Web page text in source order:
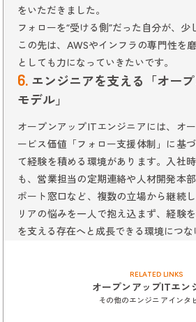
をいただきました。
フォローを“受ける側”だった自分が、少
この先は、AWSやインフラの専門性を
としても力になっていきたいです。
6. エンジニアを支える「オー
モデル」
オープンアップITエンジニアには、オ
ービス価値「フォロー支援体制」に基
て経験を積める環境があります。入社
も、営業担当の定期連絡や人材開発本
ポート窓口など、複数の立場から継続
リアの悩みを一人で抱え込まず、経験
を支える存在へと成長できる環境につな
RELATED LINKS
オープンアップITエン
その他のエンジニアインタ